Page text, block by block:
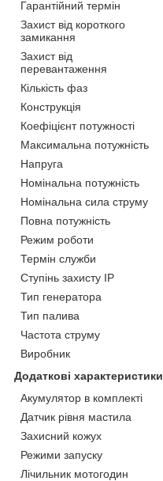
Гарантійний термін
Захист від короткого
замикання
Захист від
перевантаження
Кількість фаз
Конструкція
Коефіцієнт потужності
Максимальна потужність
Напруга
Номінальна потужність
Номінальна сила струму
Повна потужність
Режим роботи
Термін служби
Ступінь захисту IP
Тип генератора
Тип палива
Частота струму
Виробник
Додаткові характеристики
Акумулятор в комплекті
Датчик рівня мастила
Захисний кожух
Режими запуску
Лічильник мотогодин